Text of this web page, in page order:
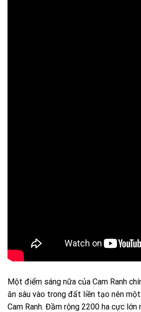
Một điểm sáng nữa của Cam Ranh
ăn sâu vào trong đất liền tạo nên
Cam Ranh. Đầm rộng 2200 ha cực